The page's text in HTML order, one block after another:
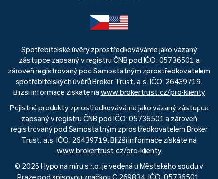
Spotřebitelské úvěry zprostředkováváme jako vázaný
zástupce zapsaný v registru ČNB pod IČO: 05736501 a
zároveň registrovaný pod Samostatným zprostředkovatelem
spotřebitelských úvěrů Broker Trust, a.s. IČO: 26439719.
Bližší informace získáte na www.brokertrust.cz/pro-klienty
Pojistné produkty zprostředkováváme jako vázaný zástupce
zapsaný v registru ČNB pod IČO: 05736501 a zároveň
registrovaný pod Samostatným zprostředkovatelem Broker
Trust, a.s. IČO: 26439719. Bližší informace získáte na
www.brokertrust.cz/pro-klienty
© 2026 Hypo na míru s.r.o. je vedená u Městského soudu v
Praze pod spisovou značkou C 269834, IČO: 05736501.